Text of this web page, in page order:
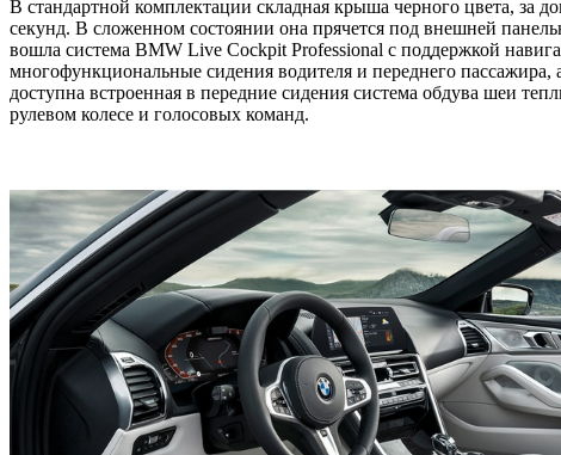
В стандартной комплектации складная крыша черного цвета, за
секунд. В сложенном состоянии она прячется под внешней
вошла система BMW Live Cockpit Professional с поддержкой
многофункциональные сидения водителя и переднего
доступна встроенная в передние сидения система обдува шеи
рулевом колесе и голосовых команд.